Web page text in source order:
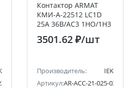
11
Контактор ARMAT
КМИ-А-22512 LC1D
25А 36В/АС3 1НО/1НЗ
3501.62 ₽/шт
Производитель:
IEK
Артикул:AR-ACC-21-025-036-11